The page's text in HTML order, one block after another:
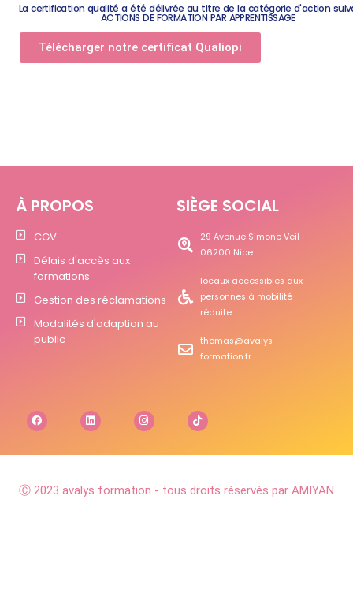
La certification qualité a été délivrée au titre de la catégorie d'action
ACTIONS DE FORMATION PAR APPRENTISSAGE
Télécharger notre certificat Qualiopi
À PROPOS
CGV
Délais d'accès aux
formations
Gestion des réclamations
Modalités d'adaption au
public
SIÈGE SOCIAL
29 Avenue Simone Veil
06200 Nice
locaux accessibles aux
personnes à mobilité
réduite
thomas@avalys-
formation.fr
Ⓒ 2023 avalys formation - tous droits réservés par AMIYAN